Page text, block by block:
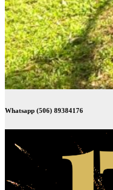
Whatsapp (506) 89384176